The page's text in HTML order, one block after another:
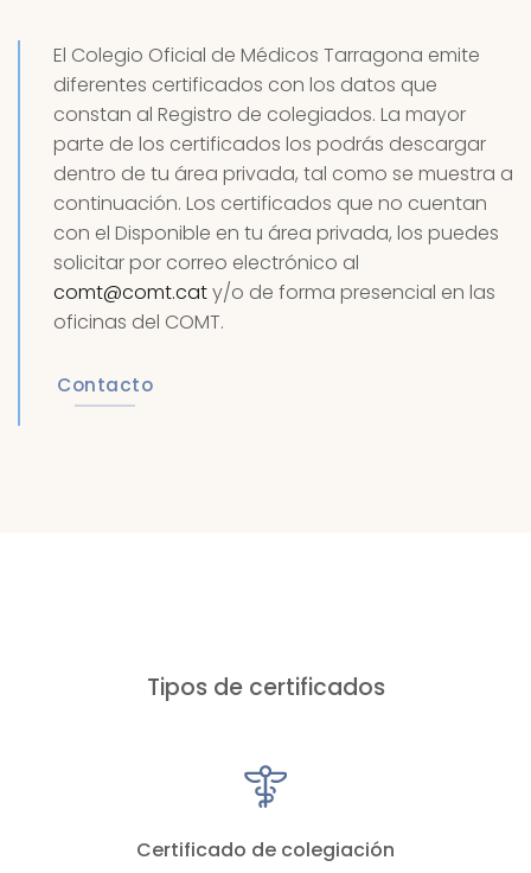
El Colegio Oficial de Médicos Tarragona emite
diferentes certificados con los datos que
constan al Registro de colegiados. La mayor
parte de los certificados los podrás descargar
dentro de tu área privada, tal como se muestra a
continuación. Los certificados que no cuentan
con el Disponible en tu área privada, los puedes
solicitar por correo electrónico al
comt@comt.caty/o de forma presencial en las
oficinas del COMT.
Contacto
Tipos de certificados
Certificado de colegiación